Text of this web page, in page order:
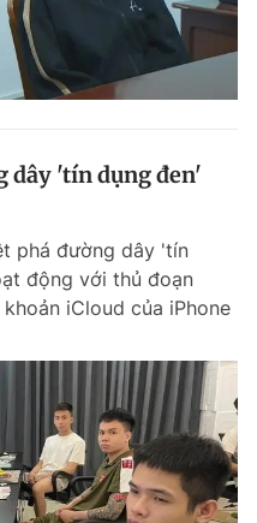
dây 'tín dụng đen'
phá đường dây 'tín
động với thủ đoạn
iCloud của iPhone